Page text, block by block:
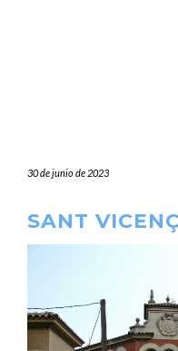
30 de junio de 2023
SANT